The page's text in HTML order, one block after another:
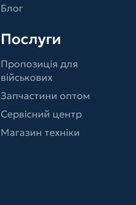
Блог
Послуги
Пропозиція для
військових
Запчастини оптом
Сервісний центр
Магазин техніки